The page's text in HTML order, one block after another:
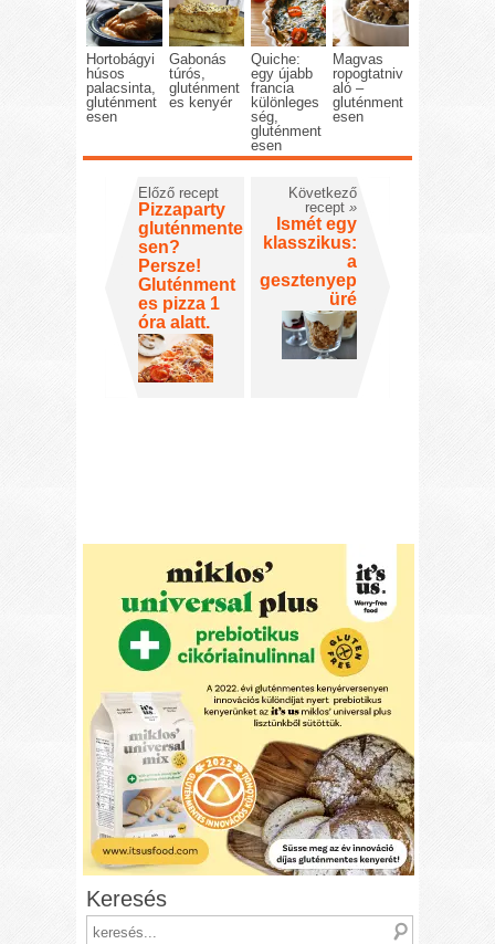
Hortobágyi
húsos
palacsinta,
gluténment
esen
Gabonás
túrós,
gluténment
es kenyér
Quiche:
egy újabb
francia
különleges
ség,
gluténment
esen
Magvas
ropogtatniv
aló –
gluténment
esen
Előző recept
Pizzaparty
gluténmente
sen?
Persze!
Gluténment
es pizza 1
óra alatt.
Következő
recept »
Ismét egy
klasszikus:
a
gesztenyep
üré
Keresés